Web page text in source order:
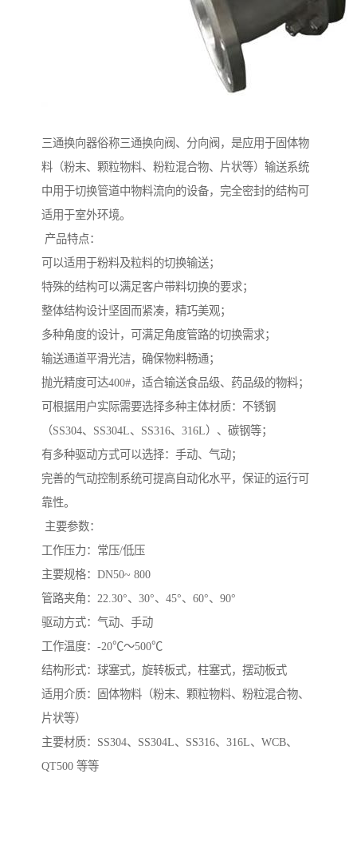
三通换向器俗称三通换向阀、分向阀，是应用于固体物
料（粉末、颗粒物料、粉粒混合物、片状等）输送系统
中用于切换管道中物料流向的设备，完全密封的结构可
适用于室外环境。
产品特点：
可以适用于粉料及粒料的切换输送；
特殊的结构可以满足客户带料切换的要求；
整体结构设计坚固而紧凑，精巧美观；
多种角度的设计，可满足角度管路的切换需求；
输送通道平滑光洁，确保物料畅通；
抛光精度可达400#，适合输送食品级、药品级的物料；
可根据用户实际需要选择多种主体材质：不锈钢
（SS304、SS304L、SS316、316L）、碳钢等；
有多种驱动方式可以选择：手动、气动；
完善的气动控制系统可提高自动化水平，保证的运行可
靠性。
主要参数：
工作压力：常压/低压
主要规格：DN50~ 800
管路夹角：22.30°、30°、45°、60°、90°
驱动方式：气动、手动
工作温度：-20℃～500℃
结构形式：球塞式，旋转板式，柱塞式，摆动板式
适用介质：固体物料（粉末、颗粒物料、粉粒混合物、
片状等）
主要材质：SS304、SS304L、SS316、316L、WCB、
QT500 等等